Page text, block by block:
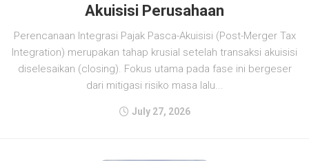
Akuisisi Perusahaan
Perencanaan Integrasi Pajak Pasca-Akuisisi (Post-Merger Tax
Integration) merupakan tahap krusial setelah transaksi akuisisi
diselesaikan (closing). Fokus utama pada fase ini bergeser
dari mitigasi risiko masa lalu...
July 27, 2026